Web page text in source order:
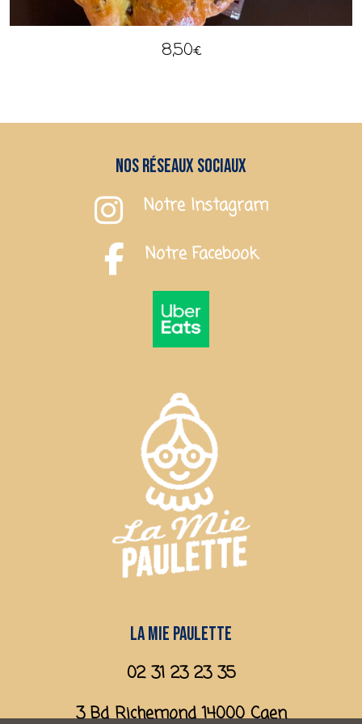
8,50€
Nos réseaux sociaux
Notre Instagram
Notre Facebook
La mie paulette
02 31 23 23 35
3 Bd Richemond 14000 Caen